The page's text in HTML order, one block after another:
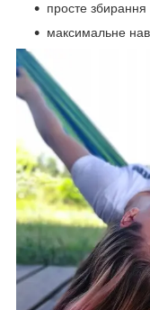
просте збирання
максимальне